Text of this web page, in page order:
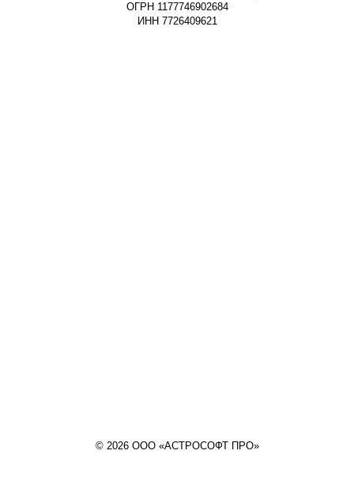
ОГРН 1177746902684
ИНН 7726409621
© 2026 ООО «АСТРОСОФТ ПРО»